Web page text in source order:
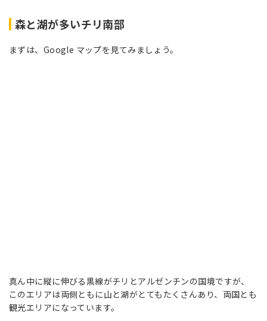
森と湖が多いチリ南部
まずは、Google マップを見てみましょう。
真ん中に縦に伸びる黒線がチリとアルゼンチンの国境ですが、
このエリアは両側ともに山と湖がとてもたくさんあり、両国とも
観光エリアになっています。